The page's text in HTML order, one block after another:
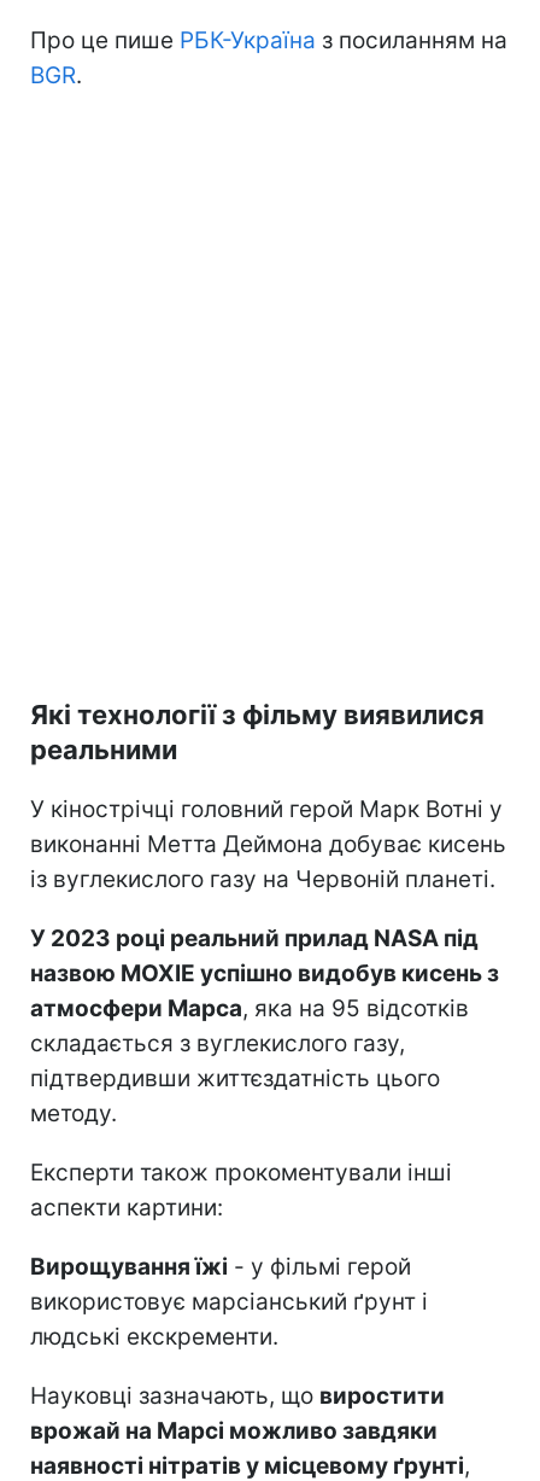
Про це пише РБК-Україна з посиланням на
BGR.
Які технології з фільму виявилися
реальними
У кінострічці головний герой Марк Вотні у
виконанні Метта Деймона добуває кисень
із вуглекислого газу на Червоній планеті.
У 2023 році реальний прилад NASA під
назвою MOXIE успішно видобув кисень з
атмосфери Марса, яка на 95 відсотків
складається з вуглекислого газу,
підтвердивши життєздатність цього
методу.
Експерти також прокоментували інші
аспекти картини:
Вирощування їжі - у фільмі герой
використовує марсіанський ґрунт і
людські екскременти.
Науковці зазначають, що виростити
врожай на Марсі можливо завдяки
наявності нітратів у місцевому ґрунті,